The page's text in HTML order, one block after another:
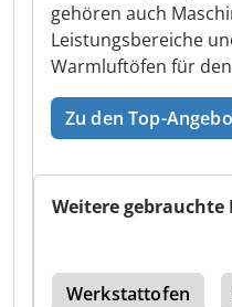
gehören auch
Leistungsbereiche
Warmluftöfen für
Zu den Top-
Weitere
Werkstattofen